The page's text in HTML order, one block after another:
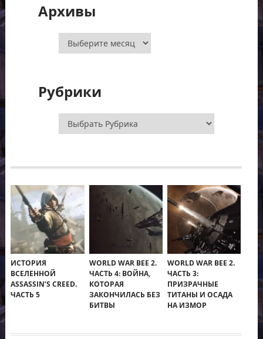
Архивы
Архивы
Рубрики
Рубрики
ИСТОРИЯ
ВСЕЛЕННОЙ
ASSASSIN’S CREED.
ЧАСТЬ 5
WORLD WAR BEE 2.
ЧАСТЬ 4: ВОЙНА,
КОТОРАЯ
ЗАКОНЧИЛАСЬ БЕЗ
БИТВЫ
WORLD WAR BEE 2.
ЧАСТЬ 3:
ПРИЗРАЧНЫЕ
ТИТАНЫ И ОСАДА
НА ИЗМОР